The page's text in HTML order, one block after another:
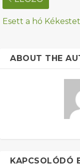
Esett a hó
ABOUT THE
KAPCSOLÓDÓ